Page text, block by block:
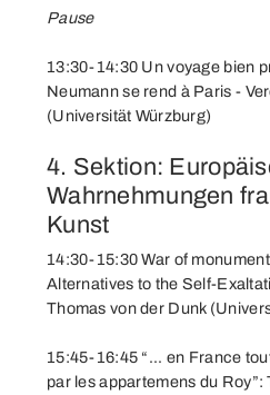
Pause
13:30-14:30 Un voyage bien
Neumann se rend à Paris -
(Universität Würzburg)
4. Sektion:
Wahrnehmungen
Kunst
14:30-15:30 War of
Alternatives to the Self-
Thomas von der Dunk
15:45-16:45 “... en France
par les appartemens du